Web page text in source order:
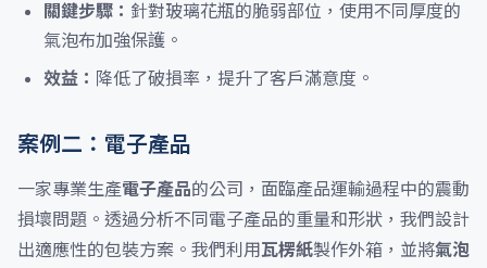
關鍵步驟： 針對玻璃花瓶的脆弱部位，使用不同厚度的
氣泡布加強保護。
效益： 降低了破損率，提升了客戶滿意度。
案例二：電子產品
一家專業生產電子產品的公司，面臨產品運輸過程中的震動
損壞問題。透過分析不同電子產品的重量和形狀，我們設計
出適應性的包裝方案。我們利用瓦楞紙製作外箱，並將氣泡